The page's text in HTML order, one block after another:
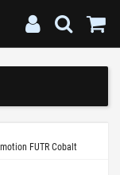
FUTR Cobalt